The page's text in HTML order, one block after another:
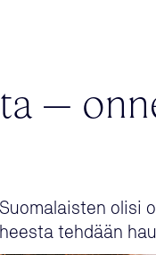
–
olisi
tehdään